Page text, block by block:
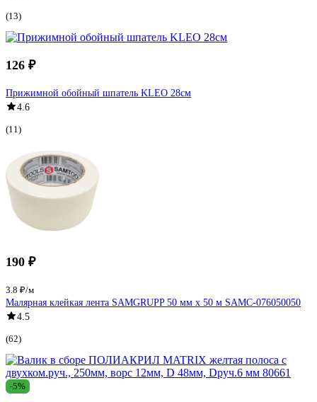
(13)
126 ₽
Прижимной обойный шпатель KLEO 28см
4.6
(11)
190 ₽
3.8 ₽/м
Малярная клейкая лента SAMGRUPP 50 мм х 50 м SAMC-076050050
4.5
(62)
-5%